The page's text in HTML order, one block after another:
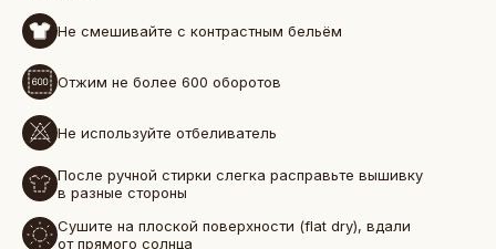
Не смешивайте с контрастным бельём
Отжим не более 600 оборотов
Не используйте отбеливатель
После ручной стирки слегка расправьте вышивку
в разные стороны
Сушите на плоской поверхности (flat dry), вдали
от прямого солнца
БОЛЕЕ 50 000 ДРУЗЕЙ VKARMANE ПО ВСЕЙ СТРАНЕ
Истории, которые мы носим «в кармане»